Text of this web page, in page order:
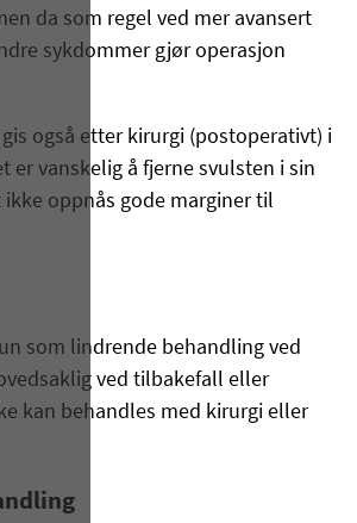
da som regel ved mer avansert
sykdommer gjør operasjon
også etter kirurgi (postoperativt) i
er vanskelig å fjerne svulsten i sin
ikke oppnås gode marginer til
som lindrende behandling ved
ved tilbakefall eller
kan behandles med kirurgi eller